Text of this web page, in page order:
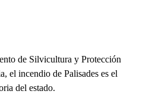
de Silvicultura y Protección
el incendio de Palisades es el
del estado.